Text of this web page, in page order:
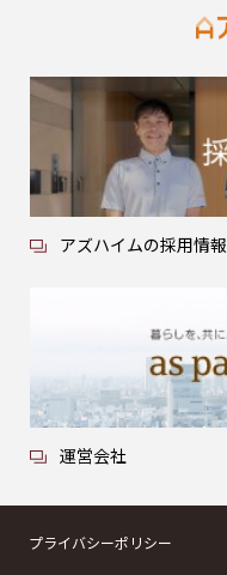
アズハイムの採用情報
運営会社
プライバシーポリシー